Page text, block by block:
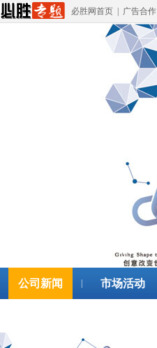
必胜网首页 广告合作
公司新闻 市场活动